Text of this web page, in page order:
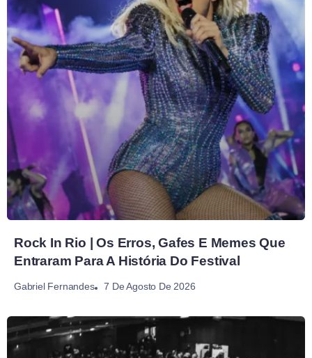
Rock In Rio | Os Erros, Gafes E Memes Que
Entraram Para A História Do Festival
Gabriel Fernandes 7 De Agosto De 2026